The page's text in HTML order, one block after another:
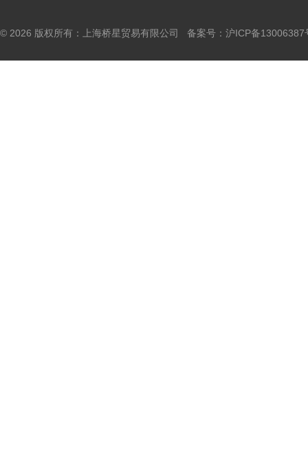
© 2026 版权所有：上海桥星贸易有限公司 备案号： 沪ICP备13006387